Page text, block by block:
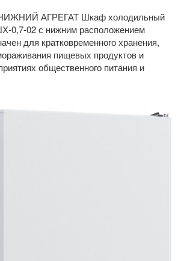
АГРЕГАТ Шкаф холодильный
0,7-02 с нижним расположением
для кратковременного хранения,
пищевых продуктов и
общественного питания и